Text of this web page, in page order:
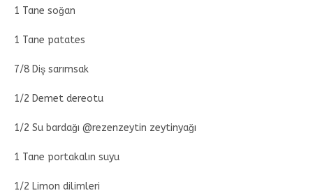
1 Tane soğan
1 Tane patates
7/8 Diş sarımsak
1/2 Demet dereotu
1/2 Su bardağı @rezenzeytin zeytinyağı
1 Tane portakalın suyu
1/2 Limon dilimleri